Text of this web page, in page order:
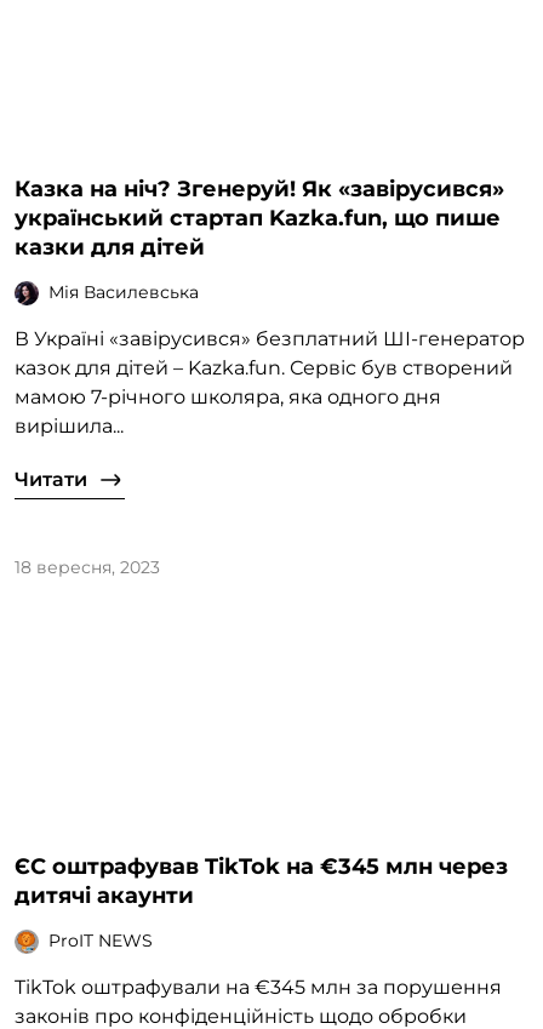
Казка на ніч? Згенеруй! Як «завірусився»
український стартап Kazka.fun, що пише
казки для дітей
Мія Василевська
В Україні «завірусився» безплатний ШІ-генератор
казок для дітей – Kazka.fun. Сервіс був створений
мамою 7-річного школяра, яка одного дня
вирішила...
Читати
18 вересня, 2023
ЄС оштрафував TikTok на €345 млн через
дитячі акаунти
ProIT NEWS
TikTok оштрафували на €345 млн за порушення
законів про конфіденційність щодо обробки